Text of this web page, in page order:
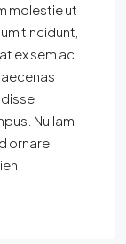
molestie ut
tincidunt,
ex sem ac
Nullam
ornare